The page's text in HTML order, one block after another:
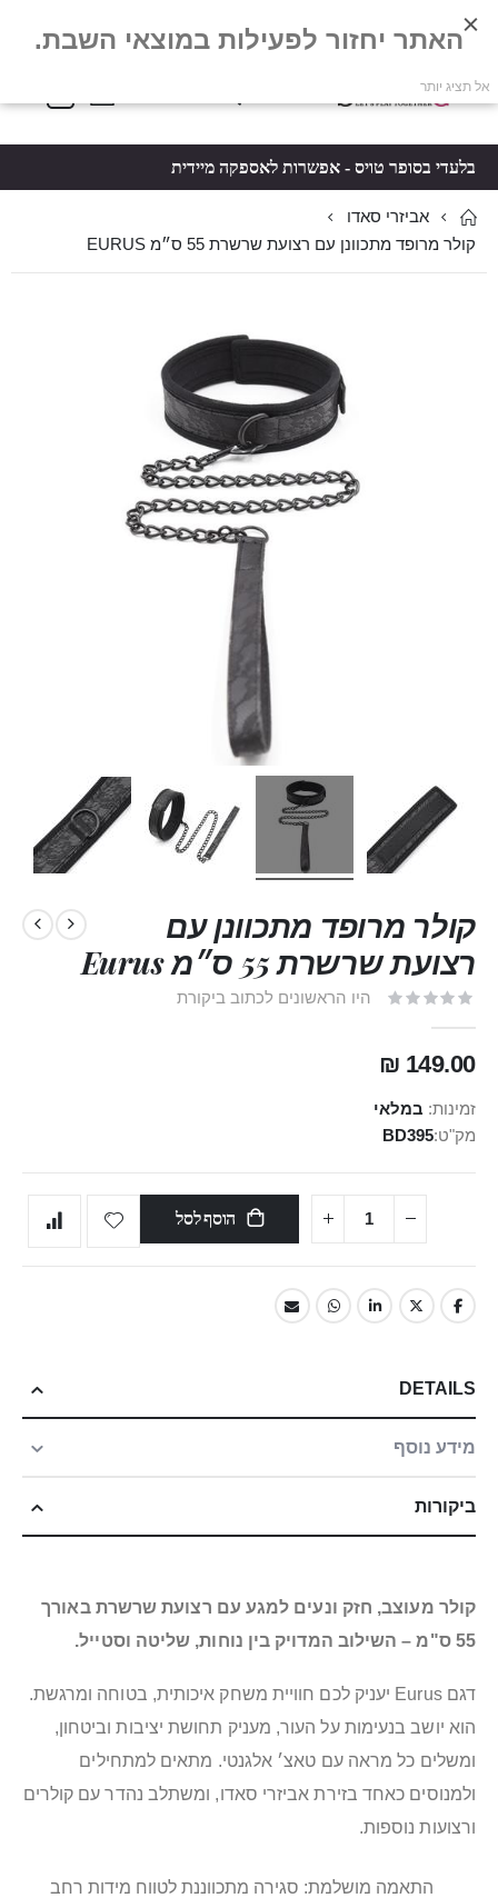
Toggle
סל קניות
בלעדי בסופר טויס - אפשרות לאספקה מיידית
אביזרי סאדו
קולר מרופד מתכוונן עם רצועת שרשרת 55 ס״מ EURUS
קולר מרופד מתכוונן עם
רצועת שרשרת 55 ס״מ Eurus
היו הראשונים לכתוב ביקורת
149.00 ₪
זמינות: במלאי
מק"ט BD395
הוסף לסל
DETAILS
מידע נוסף
ביקורות
קולר מעוצב, חזק ונעים למגע עם רצועת שרשרת באורך
55 ס"מ – השילוב המדויק בין נוחות, שליטה וסטייל.
דגם Eurus יעניק לכם חוויית משחק איכותית, בטוחה ומרגשת.
הוא יושב בנעימות על העור, מעניק תחושת יציבות וביטחון,
ומשלים כל מראה עם טאצ׳ אלגנטי. מתאים למתחילים
ולמנוסים כאחד בזירת אביזרי סאדו, ומשתלב נהדר עם קולרים
ורצועות נוספות.
התאמה מושלמת: סגירה מתכווננת לטווח מידות רחב
האתר יחזור לפעילות במוצאי השבת.
אל תציג יותר